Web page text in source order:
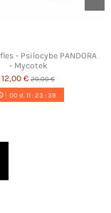
- Psilocybe PANDORA
- Mycotek
12,00 € 20,00 €
00d. 11:23 :38